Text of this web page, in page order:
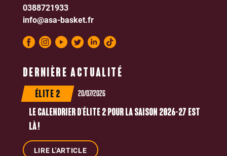
DERNIÈRE ACTUALITÉ
ÉLITE 2 20/07/2026
LE CALENDRIER D’ÉLITE 2 POUR LA SAISON 2026-27 EST
LÀ !
LIRE L'ARTICLE
0388721933
info@asa-basket.fr